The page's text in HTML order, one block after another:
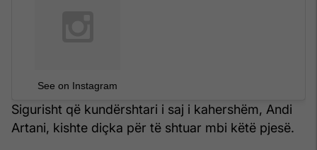
See on Instagram
Sigurisht që kundërshtari i saj i kahershëm, Andi
Artani, kishte diçka për të shtuar mbi këtë pjesë.